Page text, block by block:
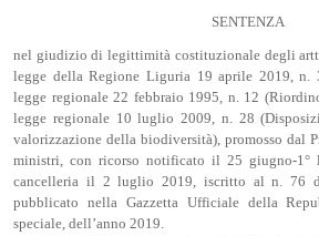
SENTENZA
nel giudizio di legittimità costituzionale degli
legge della Regione Liguria 19 aprile 2019, n.
legge regionale 22 febbraio 1995, n. 12
legge regionale 10 luglio 2009, n. 28
valorizzazione della biodiversità), promosso dal
ministri, con ricorso notificato il 25 giugno-1°
cancelleria il 2 luglio 2019, iscritto al n. 76
pubblicato nella Gazzetta Ufficiale della
speciale, dell’anno 2019.